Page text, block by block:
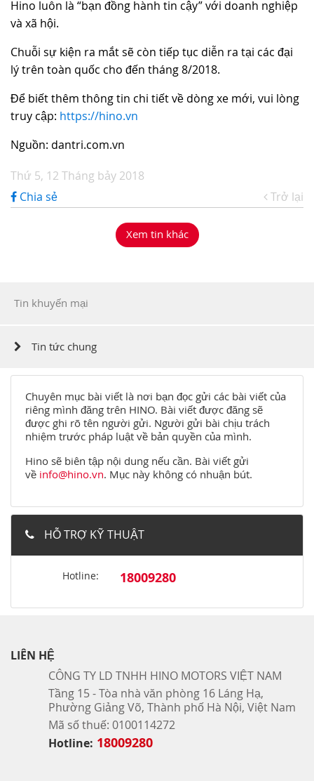
Hino luôn là “bạn đồng hành tin cậy” với doanh nghiệp
và xã hội.
Chuỗi sự kiện ra mắt sẽ còn tiếp tục diễn ra tại các đại
lý trên toàn quốc cho đến tháng 8/2018.
Để biết thêm thông tin chi tiết về dòng xe mới, vui lòng
truy cập: https://hino.vn
Nguồn: dantri.com.vn
Thứ 5, 12 Tháng bảy 2018
Chia sẻ
Trở lại
Xem tin khác
Tin khuyến mại
Tin tức chung
Chuyên mục bài viết là nơi bạn đọc gửi các bài viết của
riêng mình đăng trên HINO. Bài viết được đăng sẽ
được ghi rõ tên người gửi. Người gửi bài chịu trách
nhiệm trước pháp luật về bản quyền của mình.
Hino sẽ biên tập nội dung nếu cần. Bài viết gửi
về info@hino.vn. Mục này không có nhuận bút.
HỖ TRỢ KỸ THUẬT
Hotline: 18009280
LIÊN HỆ
CÔNG TY LD TNHH HINO MOTORS VIỆT NAM
Tầng 15 - Tòa nhà văn phòng 16 Láng Hạ,
Phường Giảng Võ, Thành phố Hà Nội, Việt Nam
Mã số thuế: 0100114272
Hotline: 18009280